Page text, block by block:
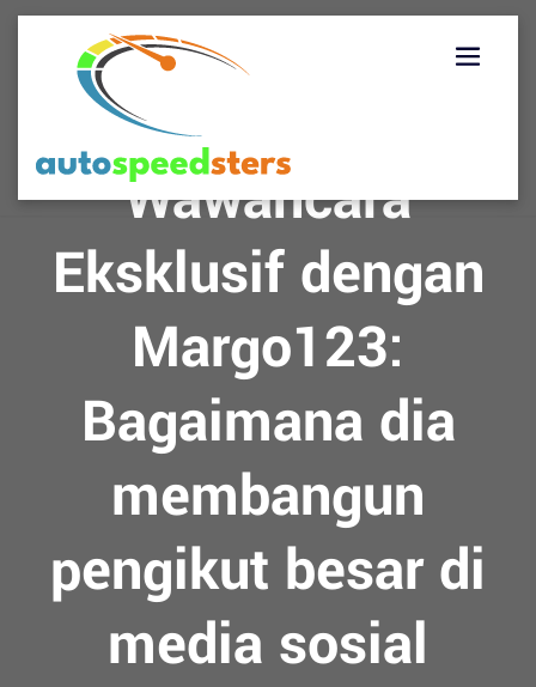
Skip
Wawancara
Eksklusif dengan
Margo123:
Bagaimana dia
membangun
pengikut besar di
media sosial